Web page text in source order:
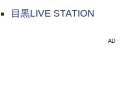
目黒LIVE STATION
- AD -